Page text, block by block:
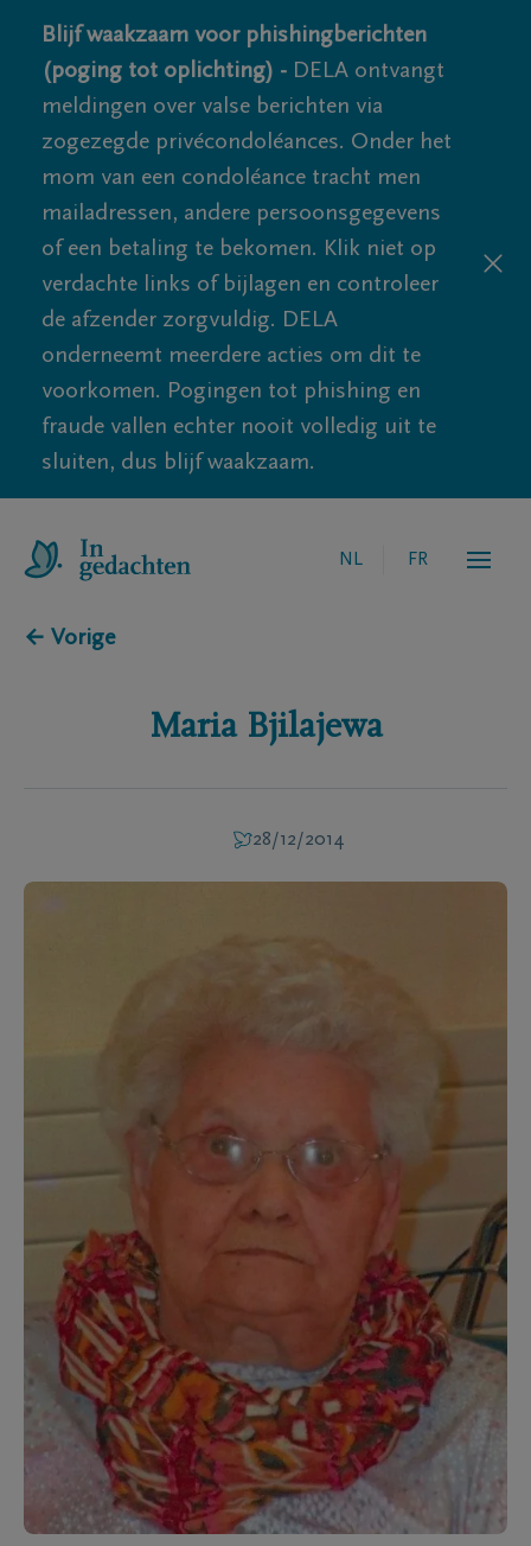
Blijf waakzaam voor phishingberichten
(poging tot oplichting) - DELA ontvangt
meldingen over valse berichten via
zogezegde privécondoléances. Onder het
mom van een condoléance tracht men
mailadressen, andere persoonsgegevens
of een betaling te bekomen. Klik niet op
verdachte links of bijlagen en controleer
de afzender zorgvuldig. DELA
onderneemt meerdere acties om dit te
voorkomen. Pogingen tot phishing en
fraude vallen echter nooit volledig uit te
sluiten, dus blijf waakzaam.
NL FR
← Vorige
Maria Bjilajewa
28/12/2014